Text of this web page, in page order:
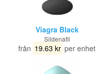
Viagra Black
Sildenafil
från 19.63 kr per enhet